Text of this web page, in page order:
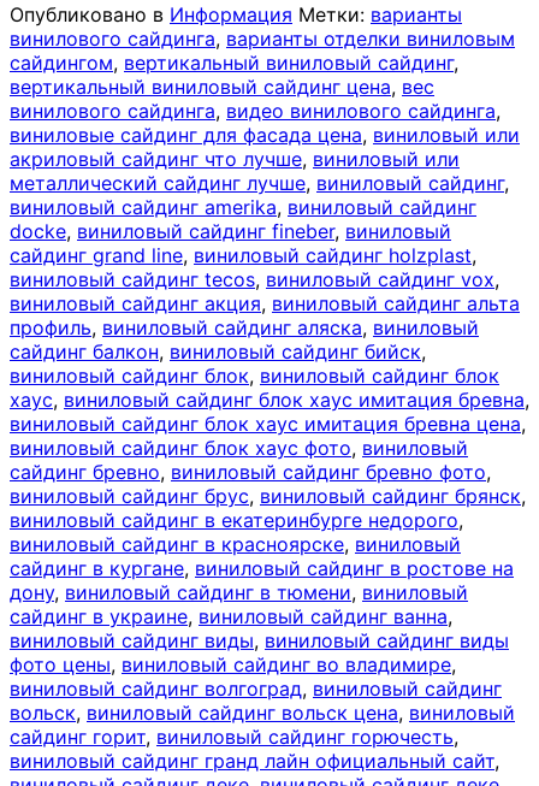
Опубликовано в Информация Метки: варианты
винилового сайдинга, варианты отделки виниловым
сайдингом, вертикальный виниловый сайдинг,
вертикальный виниловый сайдинг цена, вес
винилового сайдинга, видео винилового сайдинга,
виниловые сайдинг для фасада цена, виниловый или
акриловый сайдинг что лучше, виниловый или
металлический сайдинг лучше, виниловый сайдинг,
виниловый сайдинг amerika, виниловый сайдинг
docke, виниловый сайдинг fineber, виниловый
сайдинг grand line, виниловый сайдинг holzplast,
виниловый сайдинг tecos, виниловый сайдинг vox,
виниловый сайдинг акция, виниловый сайдинг альта
профиль, виниловый сайдинг аляска, виниловый
сайдинг балкон, виниловый сайдинг бийск,
виниловый сайдинг блок, виниловый сайдинг блок
хаус, виниловый сайдинг блок хаус имитация бревна,
виниловый сайдинг блок хаус имитация бревна цена,
виниловый сайдинг блок хаус фото, виниловый
сайдинг бревно, виниловый сайдинг бревно фото,
виниловый сайдинг брус, виниловый сайдинг брянск,
виниловый сайдинг в екатеринбурге недорого,
виниловый сайдинг в красноярске, виниловый
сайдинг в кургане, виниловый сайдинг в ростове на
дону, виниловый сайдинг в тюмени, виниловый
сайдинг в украине, виниловый сайдинг ванна,
виниловый сайдинг виды, виниловый сайдинг виды
фото цены, виниловый сайдинг во владимире,
виниловый сайдинг волгоград, виниловый сайдинг
вольск, виниловый сайдинг вольск цена, виниловый
сайдинг горит, виниловый сайдинг горючесть,
виниловый сайдинг гранд лайн официальный сайт,